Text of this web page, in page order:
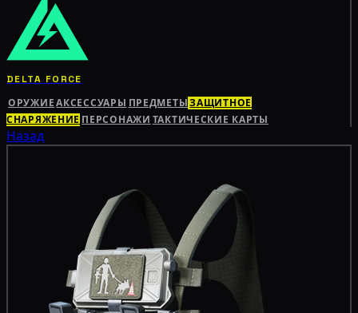
DELTA FORCE
ОРУЖИЕ АКСЕССУАРЫ ПРЕДМЕТЫ ЗАЩИТНОЕ
СНАРЯЖЕНИЕ ПЕРСОНАЖИ ТАКТИЧЕСКИЕ КАРТЫ
Назад